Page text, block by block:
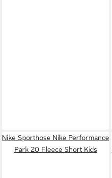
Nike Sporthose Nike Performance
Park 20 Fleece Short Kids